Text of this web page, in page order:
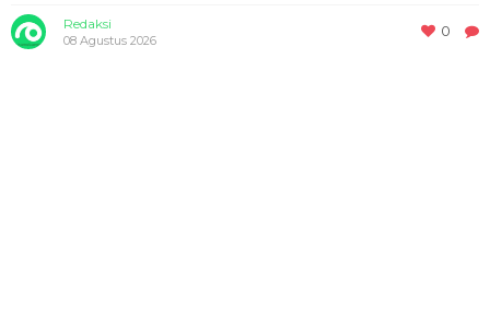
Redaksi
08 Agustus 2026
0